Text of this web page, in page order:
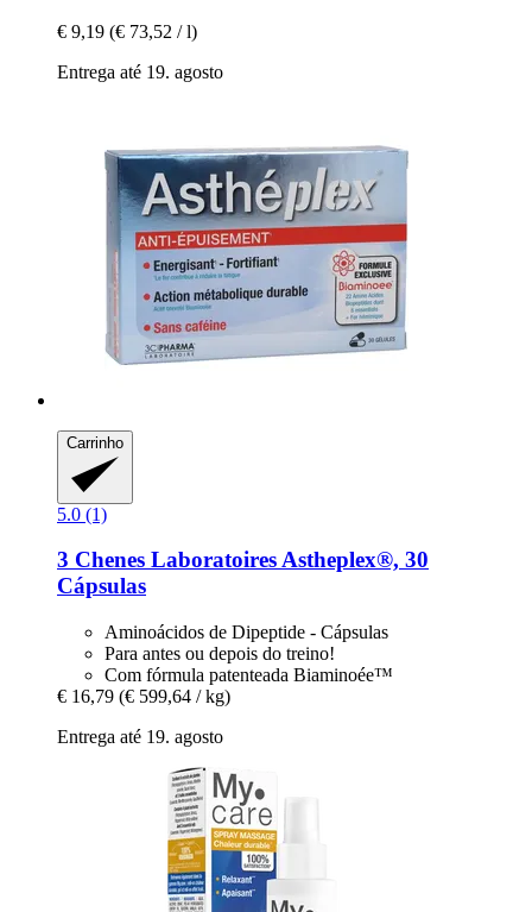
€ 9,19 (€ 73,52 / l)
Entrega até 19. agosto
Carrinho
5.0 (1)
3 Chenes LaboratoiresAstheplex®, 30
Cápsulas
Aminoácidos de Dipeptide - Cápsulas
Para antes ou depois do treino!
Com fórmula patenteada Biaminoée™
€ 16,79 (€ 599,64 / kg)
Entrega até 19. agosto